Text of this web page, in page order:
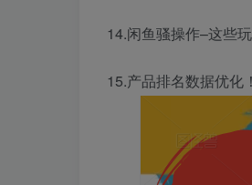
14.闲鱼骚操作–这些
15.产品排名数据优化